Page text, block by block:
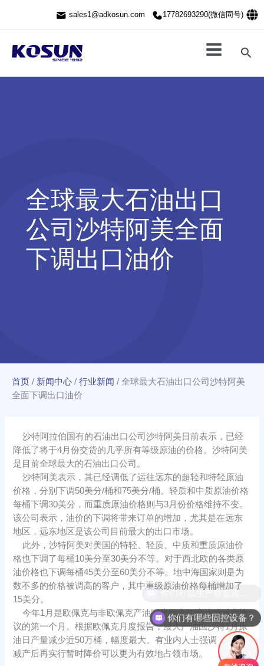
sales1@adkosun.com 17782693290(微信同号)
搜
索
全球最大石油出口
公司沙特阿美全面
下调出口油价
首页 / 新闻中心 / 行业新闻 / 全球最大石油出口公司沙特阿美
全面下调出口油价
沙特阿拉伯国有的石油出口公司沙特阿美日前表示，已经
降低了将于4月份交货的几乎所有等级原油的价格。沙特阿美
是目前全球最大的石油出口公司。
沙特阿美表示，其已经调低了运往远东的超轻和特轻原油
价格，分别下调50美分/桶和75美分/桶。轻质和中质原油价格
每桶下调30美分，而重质原油价格则与3月份价格维持不变。
该公司表示，油价的下调将带来订单的增加，尤其是在远东
地区，远东地区是该公司目前最大的出口市场。
此外，沙特阿美对美国的特轻、轻质、中质和重质原油价
格也下调了每桶10美分至30美分不等。对于西北欧的各类原
油价格也下调每桶45美分至60美分不等。地中海国家则是为
数不多的价格被调高的客户，其中重级原油价格每桶增加了
15美分。
今年1月是欧佩克与非欧佩克产油国执行去年底达成减产协
议的第一个月。根据欧佩克月度报告，最大产油国沙特1月原
油日产量减少近50万桶，幅度最大。有业内人士强调，沙特
减产后再实行暂时降价可以更为有效地占领市场。
你们有哪些固控设备？